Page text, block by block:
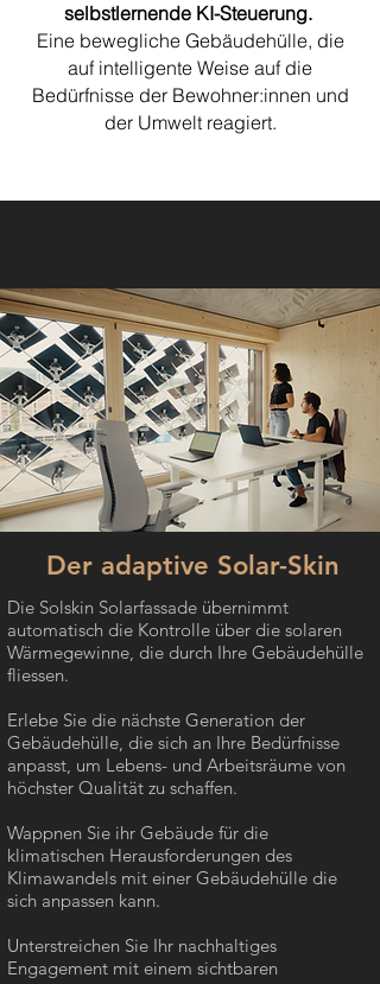
selbstlernende KI-Steuerung.
Eine bewegliche Gebäudehülle, die
auf intelligente Weise auf die
Bedürfnisse der Bewohner:innen und
der Umwelt reagiert.
Der adaptive Solar-Skin
Die Solskin Solarfassade übernimmt
automatisch die Kontrolle über die solaren
Wärmegewinne, die durch Ihre Gebäudehülle
fliessen.
Erlebe Sie die nächste Generation der
Gebäudehülle, die sich an Ihre Bedürfnisse
anpasst, um Lebens- und Arbeitsräume von
höchster Qualität zu schaffen.
Wappnen Sie ihr Gebäude für die
klimatischen Herausforderungen des
Klimawandels mit einer Gebäudehülle die
sich anpassen kann.
Unterstreichen Sie Ihr nachhaltiges
Engagement mit einem sichtbaren